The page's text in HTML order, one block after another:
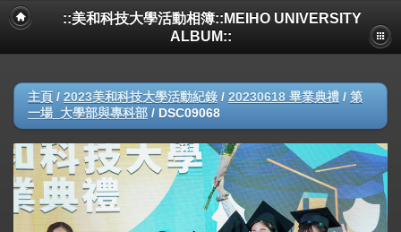
::美和科技大學活動相簿::MEIHO UNIVERSITY
ALBUM::
主頁 / 2023美和科技大學活動紀錄 / 20230618 畢業典禮 / 第
一場_大學部與專科部 / DSC09068